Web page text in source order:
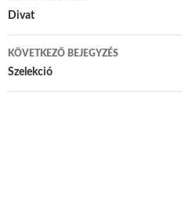
Bejegyzés navigáció
Divat
KÖVETKEZŐ BEJEGYZÉS
Szelekció